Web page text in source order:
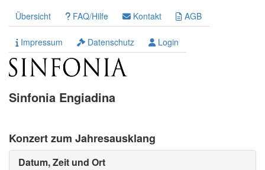
Übersicht FAQ/Hilfe Kontakt AGB
Impressum Datenschutz Login
Sinfonia Engiadina
Konzert zum Jahresausklang
Datum, Zeit und Ort